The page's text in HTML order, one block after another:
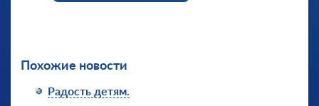
Похожие новости
Радость детям.